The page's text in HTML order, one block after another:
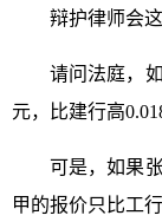
辩护律师会这
请问法庭，
元，比建行高
可是，如果
甲的报价只比工